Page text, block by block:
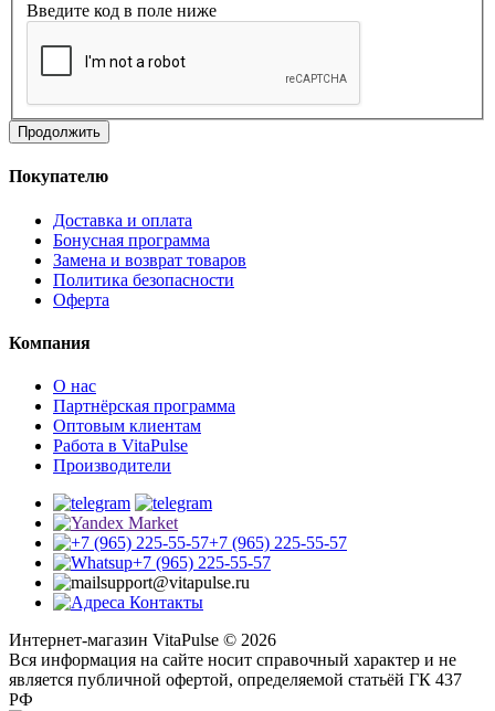
Введите код в поле ниже
Продолжить
Покупателю
Доставка и оплата
Бонусная программа
Замена и возврат товаров
Политика безопасности
Оферта
Компания
О нас
Партнёрская программа
Оптовым клиентам
Работа в VitaPulse
Производители
+7 (965) 225-55-57
+7 (965) 225-55-57
support@vitapulse.ru
Контакты
Интернет-магазин VitaPulse © 2026
Вся информация на сайте носит справочный характер и не
является публичной офертой, определяемой статьёй ГК 437
РФ